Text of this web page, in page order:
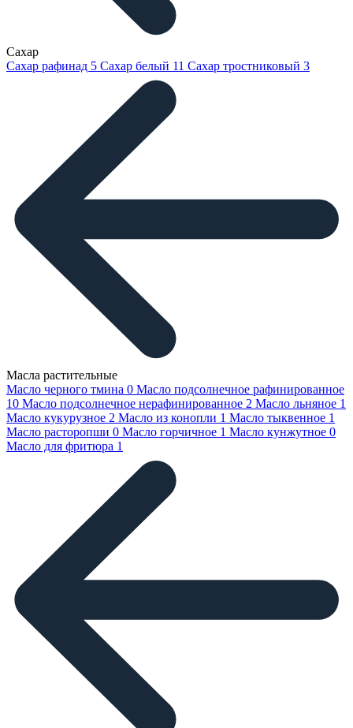
Сахар
Сахар рафинад 5 Сахар белый 11 Сахар тростниковый 3
Масла растительные
Масло черного тмина 0 Масло подсолнечное рафинированное
10 Масло подсолнечное нерафинированное 2 Масло льняное 1
Масло кукурузное 2 Масло из конопли 1 Масло тыквенное 1
Масло расторопши 0 Масло горчичное 1 Масло кунжутное 0
Масло для фритюра 1